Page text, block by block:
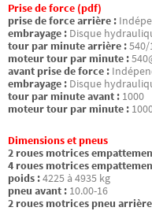
Prise de force (pdf)
prise de force arrière :
embrayage : Disque
tour par minute arrière :540/
moteur tour par minute :
avant prise de force :
embrayage : Disque
tour par minute avant : 1000
moteur tour par minute :
Dimensions et pneus
2 roues motrices
4 roues motrices
poids :4225 à 4935 kg
pneu avant : 10.00-16
2 roues motrices pneu